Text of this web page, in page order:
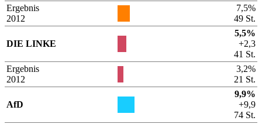
Ergebnis
2012
7,5%
49 St.
DIE LINKE
5,5%
+2,3
41 St.
Ergebnis
2012
3,2%
21 St.
AfD
9,9%
+9,9
74 St.